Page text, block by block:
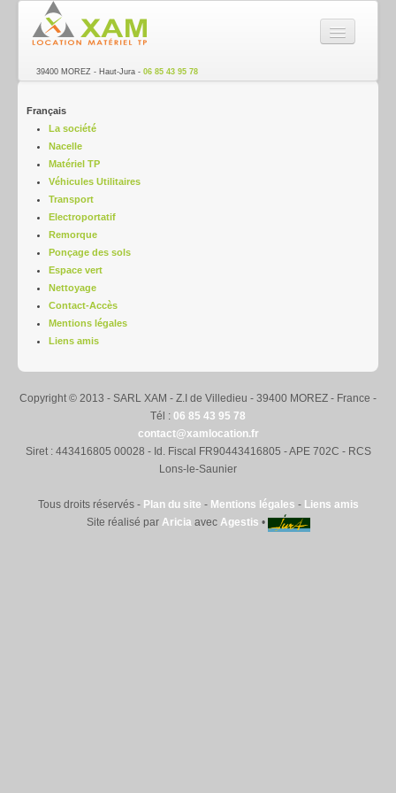
SARL XAM - Location de
La société
Nacelle
Transport
Electroportatif
Remorque
Ponçage des sols
Contact-Accès
39400 MOREZ - Haut-Jura - 06 85 43 95 78
Français
La société
Nacelle
Matériel TP
Véhicules Utilitaires
Transport
Electroportatif
Remorque
Ponçage des sols
Espace vert
Nettoyage
Contact-Accès
Mentions légales
Liens amis
Copyright © 2013 - SARL XAM - Z.I de Villedieu - 39400 MOREZ - France -
Tél : 06 85 43 95 78
contact@xamlocation.fr
Siret : 443416805 00028 - Id. Fiscal FR90443416805 - APE 702C - RCS
Lons-le-Saunier
Tous droits réservés - Plan du site - Mentions légales - Liens amis
Site réalisé par Ariciaavec Agestis •